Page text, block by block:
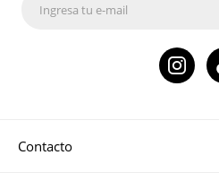
Contacto
